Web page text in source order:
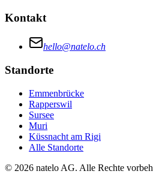
Kontakt
hello@natelo.ch
Standorte
Emmenbrücke
Rapperswil
Sursee
Muri
Küssnacht am Rigi
Alle Standorte
© 2026 natelo AG. Alle Rechte